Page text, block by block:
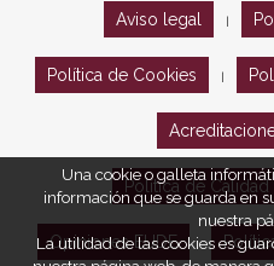
Aviso legal
Política de Cookies
Política de
Opiniones EUDE
Una cookie o galleta
información que se guarda en
nuestra
La utilidad de las cookies es